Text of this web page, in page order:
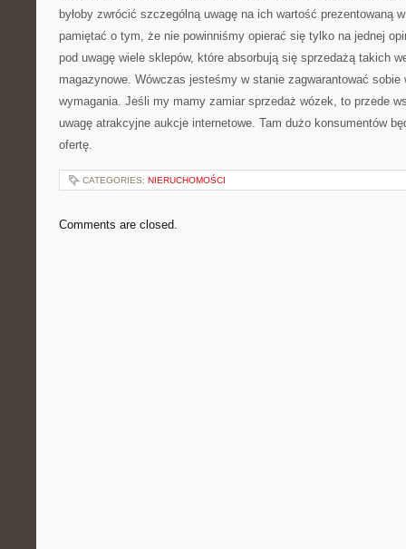
byłoby zwrócić szczególną uwagę na ich wartość prezentowaną
pamiętać o tym, że nie powinniśmy opierać się tylko na jednej
pod uwagę wiele sklepów, które absorbują się sprzedażą takich
magazynowe. Wówczas jesteśmy w stanie zagwarantować sobie
wymagania. Jeśli my mamy zamiar sprzedaż wózek, to przede
uwagę atrakcyjne aukcje internetowe. Tam dużo konsumentów
ofertę.
CATEGORIES: NIERUCHOMOŚCI
Comments are closed.